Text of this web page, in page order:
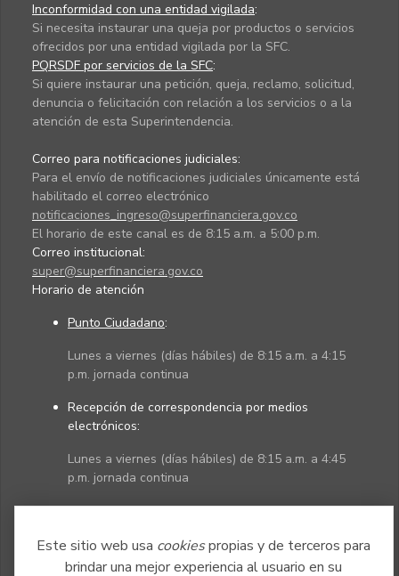
Este sitio web usa cookiespropias y de terceros para
brindar una mejor experiencia al usuario en su
Inconformidad con una entidad vigilada:
Si necesita instaurar una queja por productos o servicios
ofrecidos por una entidad vigilada por la SFC.
PQRSDF por servicios de la SFC:
Si quiere instaurar una petición, queja, reclamo, solicitud,
denuncia o felicitación con relación a los servicios o a la
atención de esta Superintendencia.
Correo para notificaciones judiciales:
Para el envío de notificaciones judiciales únicamente está
habilitado el correo electrónico
notificaciones_ingreso@superfinanciera.gov.co
El horario de este canal es de 8:15 a.m. a 5:00 p.m.
Correo institucional:
super@superfinanciera.gov.co
Horario de atención
Punto Ciudadano:
Lunes a viernes (días hábiles) de 8:15 a.m. a 4:15
p.m. jornada continua
Recepción de correspondencia por medios
electrónicos:
Lunes a viernes (días hábiles) de 8:15 a.m. a 4:45
p.m. jornada continua